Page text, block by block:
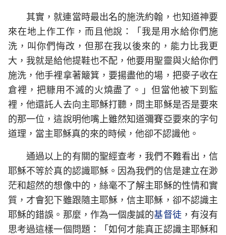
其實，就連當時最出名的施洗約翰，也知道神要
來在地上作工作，而且他說：「我是用水給你們施
洗，叫你們悔改，但那在我以後來的，能力比我更
大，我就是給他提鞋也不配，他要用聖靈與火給你們
施洗，他手裡拿著簸箕，要揚盡他的場，把麥子收在
倉裡，把糠用不滅的火燒盡了。」但當他被下到監
裡，他還託人去向主耶穌打聽，問主耶穌是否是要來
的那一位，這說明他嘴上雖然知道彌賽亞要來的字句
道理，當主耶穌真的來的時候，他卻不認識他。
通過以上的有關的聖經查考，我們不難看出，信
耶穌不等於真的認識耶穌。因為我們的信是建立在渺
茫和超然的想像中的，絲毫不了解主耶穌的性情和實
質，才會犯下雖跟隨主耶穌，信主耶穌，卻不認識主
耶穌的錯誤。那麼，作為一個虔誠的基督徒，有沒有
思考過這樣一個問題：「如何才能真正認識主耶穌和